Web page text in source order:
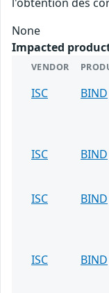
None
Impacted
VENDOR
ISC BIND
ISC
BIND
ISC
BIND
ISC
BIND